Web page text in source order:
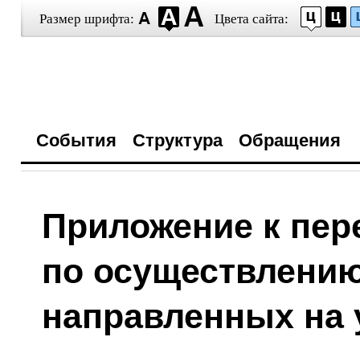
Размер шрифта: Цвета сайта:
События Структура Обращения
Приложение к
по
направленных на